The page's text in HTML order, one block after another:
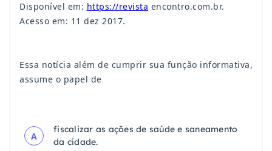
Disponível em: https://revista encontro.com.br.
Acesso em: 11 dez 2017.
Essa notícia além de cumprir sua função informativa,
assume o papel de
A
fiscalizar as ações de saúde e saneamento
da cidade.